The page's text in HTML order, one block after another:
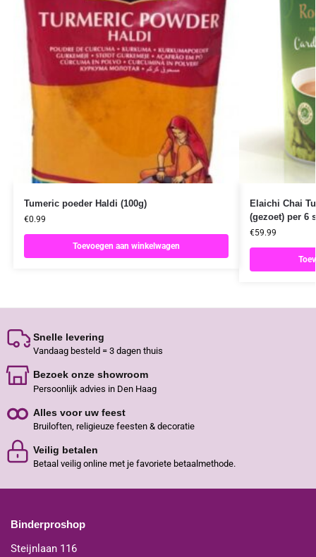
Tumeric poeder Haldi (100g)
€0.99
Toevoegen aan winkelwagen
Elaichi Chai
(gezoet) per 6
€59.99
Snelle levering
Vandaag besteld = 3 dagen thuis
Bezoek onze showroom
Persoonlijk advies in Den Haag
Alles voor uw feest
Bruiloften, religieuze feesten & decoratie
Veilig betalen
Betaal veilig online met je favoriete betaalmethode.
Binderproshop
Steijnlaan 116